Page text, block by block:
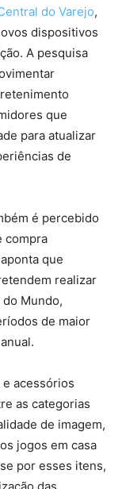
do Varejo,
dispositivos
A pesquisa
que
para atualizar
de
é percebido
compra
que
realizar
Mundo,
de maior
acessórios
as categorias
de imagem,
jogos em casa
por esses itens,